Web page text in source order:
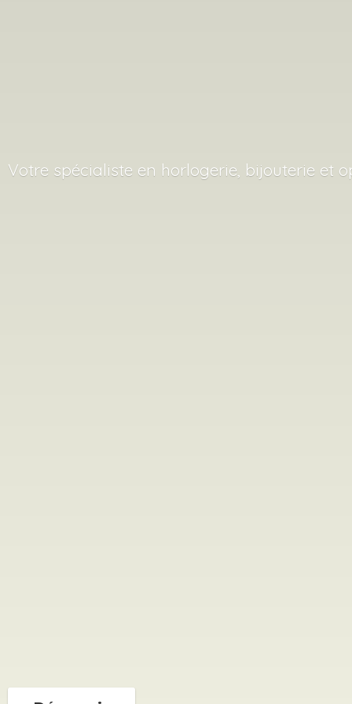
Votre spécialiste en horlogerie, bijouterie et